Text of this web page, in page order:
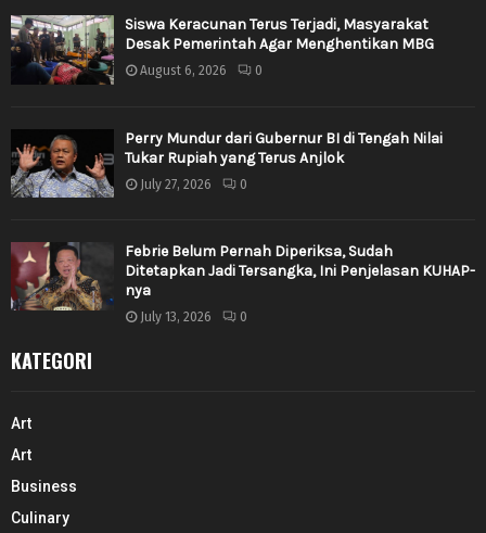
Siswa Keracunan Terus Terjadi, Masyarakat
Desak Pemerintah Agar Menghentikan MBG
August 6, 2026 0
Perry Mundur dari Gubernur BI di Tengah Nilai
Tukar Rupiah yang Terus Anjlok
July 27, 2026 0
Febrie Belum Pernah Diperiksa, Sudah
Ditetapkan Jadi Tersangka, Ini Penjelasan KUHAP-
nya
July 13, 2026 0
KATEGORI
Art
Art
Business
Culinary